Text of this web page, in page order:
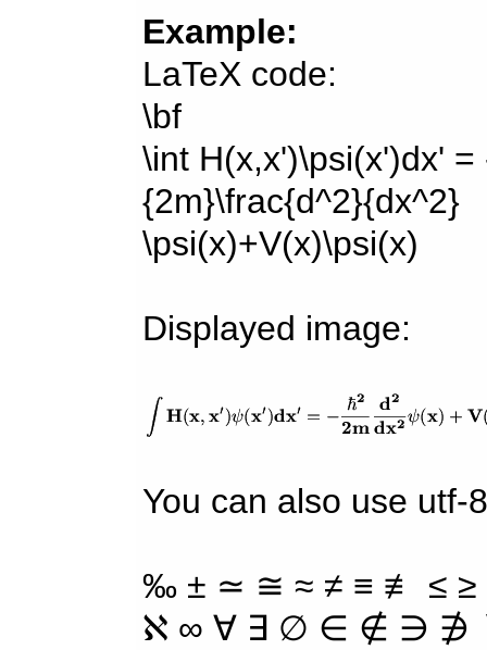
Example:
LaTeX code:
\bf
\int H(x,x')\psi(x')dx'
{2m}\frac{d^2}{dx^2}
\psi(x)+V(x)\psi(x)
Displayed image:
You can also use utf-
‰ ± ≃ ≅ ≈ ≠ ≡ ≢ ≤
ℵ ∞ ∀ ∃ ∅ ∈ ∉ ∋ ∌